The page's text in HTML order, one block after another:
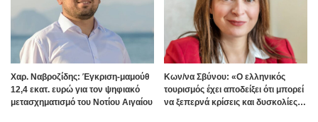
Χαρ. Ναβροζίδης: Έγκριση-μαμούθ
12,4 εκατ. ευρώ για τον ψηφιακό
μετασχηματισμό του Νοτίου Αιγαίου
Kων/να Σβύνου: «Ο ελληνικός
τουρισμός έχει αποδείξει ότι μπορεί
να ξεπερνά κρίσεις και δυσκολίες»